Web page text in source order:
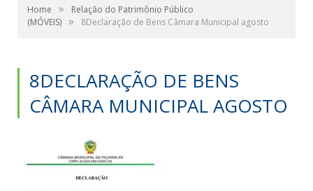
Home »
Relação do Patrimônio Público
(MÓVEIS) » 8Declaração de Bens Câmara Municipal agosto
8DECLARAÇÃO DE BENS
CÂMARA MUNICIPAL AGOSTO